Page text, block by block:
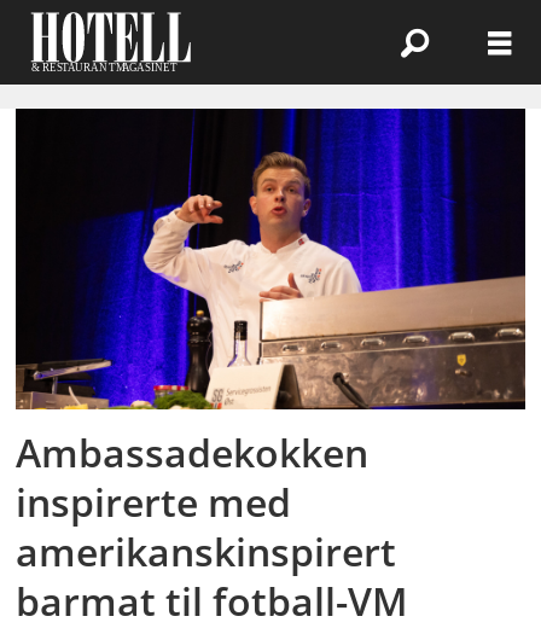
Emne:
røsok
Ambassadekokken
inspirerte med
amerikanskinspirert
barmat til fotball-VM